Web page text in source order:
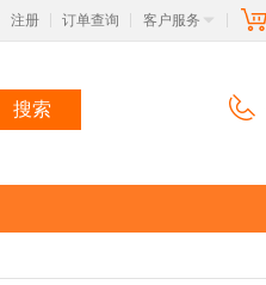
注册 订单查询 客户服务
搜索